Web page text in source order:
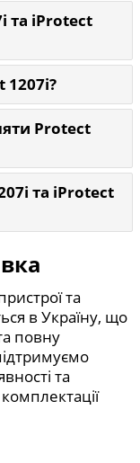
та iProtect
1207i?
Protect
та iProtect
та
в Україну, що
повну
та